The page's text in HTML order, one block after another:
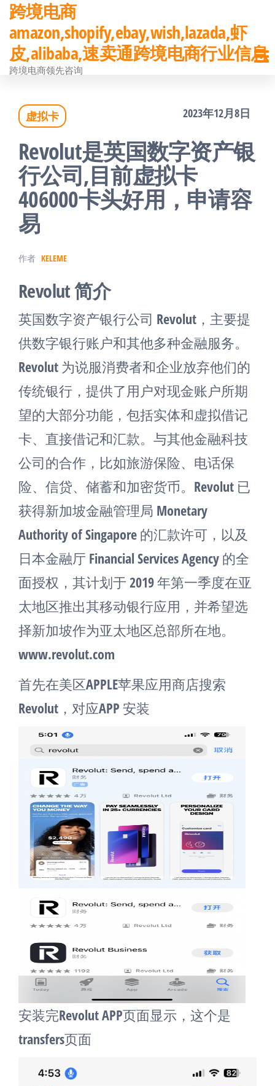
前
往
内
跨境电商
amazon,shopify,ebay,wish,lazada,虾
皮,alibaba,速卖通跨境电商行业信息
跨境电商领先咨询
虚拟卡 2023年12月8日
Revolut是英国数字资产银
行公司,目前虚拟卡
406000卡头好用，申请容
易
作者 KELEME
Revolut 简介
英国数字资产银行公司 Revolut，主要提
供数字银行账户和其他多种金融服务。
Revolut 为说服消费者和企业放弃他们的
传统银行，提供了用户对现金账户所期
望的大部分功能，包括实体和虚拟借记
卡、直接借记和汇款。与其他金融科技
公司的合作，比如旅游保险、电话保
险、信贷、储蓄和加密货币。Revolut 已
获得新加坡金融管理局 Monetary
Authority of Singapore 的汇款许可，以及
日本金融厅 Financial Services Agency 的全
面授权，其计划于 2019 年第一季度在亚
太地区推出其移动银行应用，并希望选
择新加坡作为亚太地区总部所在地。
www.revolut.com
首先在美区APPLE苹果应用商店搜索
Revolut，对应APP 安装
安装完Revolut APP页面显示，这个是
transfers页面